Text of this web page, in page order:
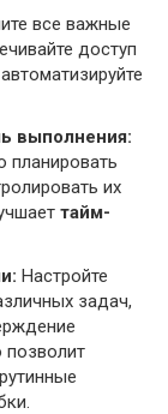
все важные
доступ
выполнения:
планировать
их
тайм-
Настройте
задач,
позволит